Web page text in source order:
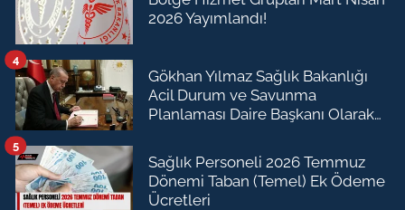
2026 Yayımlandı!
Gökhan Yılmaz Sağlık Bakanlığı
Acil Durum ve Savunma
Planlaması Daire Başkanı Olarak
4
Sağlık Personeli 2026 Temmuz
Dönemi Taban (Temel) Ek Ödeme
Ücretleri
5